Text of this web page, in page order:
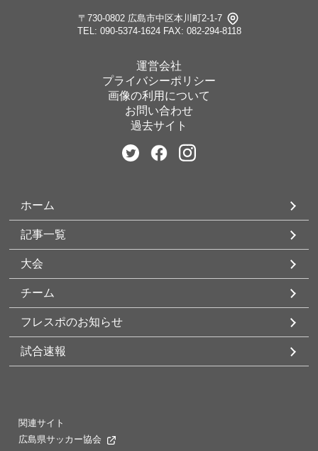
〒730-0802 広島市中区本川町2-1-7
TEL: 090-5374-1624 FAX: 082-294-8118
運営会社
プライバシーポリシー
画像の利用について
お問い合わせ
過去サイト
ホーム
記事一覧
大会
チーム
フレスポのお知らせ
試合速報
関連サイト
広島県サッカー協会